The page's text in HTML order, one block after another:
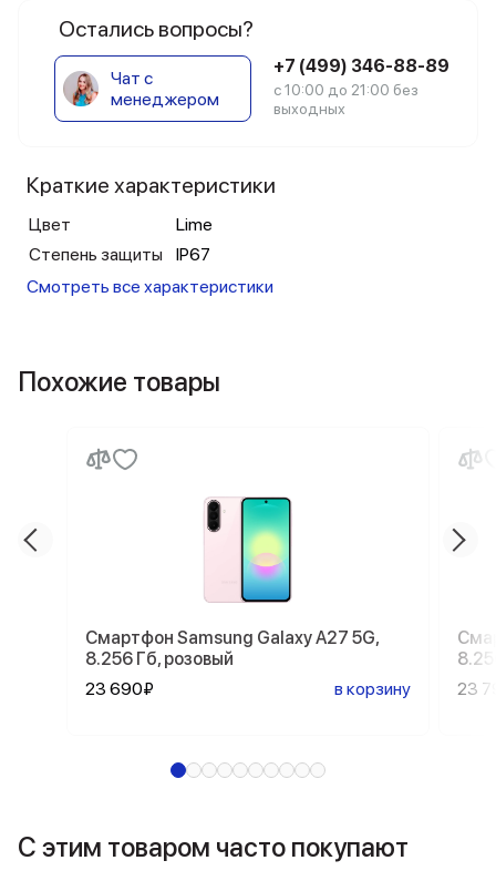
Остались вопросы?
Чат с
менеджером
+7 (499) 346-88-89
с 10:00 до 21:00 без
выходных
Краткие характеристики
Цвет
Lime
Степень защиты
IP67
Смотреть все характеристики
Похожие товары
Смартфон Samsung Galaxy A27 5G,
8.256 Гб, розовый
23 690₽
в корзину
23
С этим товаром часто покупают